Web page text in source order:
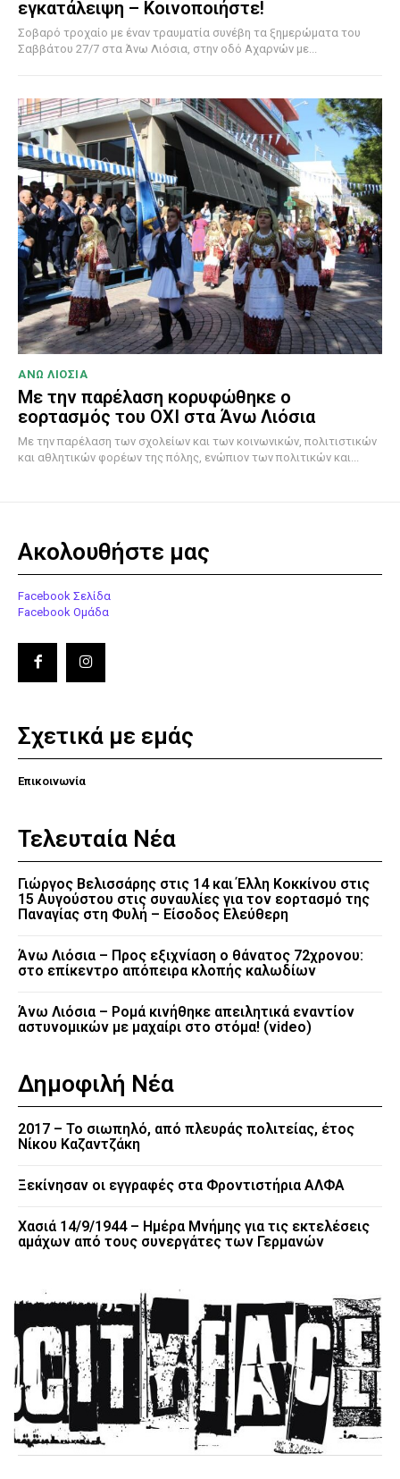
εγκατάλειψη – Κοινοποιήστε!
Σοβαρό τροχαίο με έναν τραυματία συνέβη τα ξημερώματα του
Σαββάτου 27/7 στα Άνω Λιόσια, στην οδό Αχαρνών με...
ΑΝΩ ΛΙΟΣΙΑ
Με την παρέλαση κορυφώθηκε ο
εορτασμός του ΟΧΙ στα Άνω Λιόσια
Με την παρέλαση των σχολείων και των κοινωνικών, πολιτιστικών
και αθλητικών φορέων της πόλης, ενώπιον των πολιτικών και...
Ακολουθήστε μας
Facebook Σελίδα
Facebook Ομάδα
Σχετικά με εμάς
Επικοινωνία
Τελευταία Νέα
Γιώργος Βελισσάρης στις 14 και Έλλη Κοκκίνου στις
15 Αυγούστου στις συναυλίες για τον εορτασμό της
Παναγίας στη Φυλή – Είσοδος Ελεύθερη
Άνω Λιόσια – Προς εξιχνίαση ο θάνατος 72χρονου:
στο επίκεντρο απόπειρα κλοπής καλωδίων
Άνω Λιόσια – Ρομά κινήθηκε απειλητικά εναντίον
αστυνομικών με μαχαίρι στο στόμα! (video)
Δημοφιλή Νέα
2017 – Το σιωπηλό, από πλευράς πολιτείας, έτος
Νίκου Καζαντζάκη
Ξεκίνησαν οι εγγραφές στα Φροντιστήρια ΑΛΦΑ
Χασιά 14/9/1944 – Ημέρα Μνήμης για τις εκτελέσεις
αμάχων από τους συνεργάτες των Γερμανών